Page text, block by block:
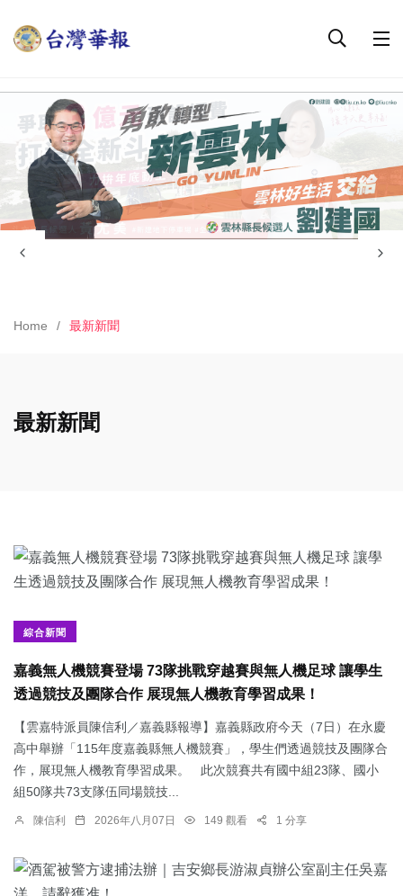
Home 最新新聞
最新新聞
綜合新聞
嘉義無人機競賽登場 73隊挑戰穿越賽與無人機足球 讓學生
透過競技及團隊合作 展現無人機教育學習成果！
【雲嘉特派員陳信利／嘉義縣報導】嘉義縣政府今天（7日）在永慶
高中舉辦「115年度嘉義縣無人機競賽」，學生們透過競技及團隊合
作，展現無人機教育學習成果。 此次競賽共有國中組23隊、國小
組50隊共73支隊伍同場競技...
陳信利 2026年八月07日 149 觀看 1 分享